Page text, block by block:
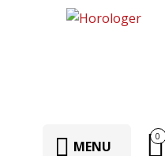
MENU
0